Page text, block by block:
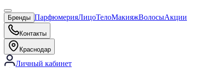
Бренды ПарфюмерияЛицоТелоМакияжВолосыАкции
Контакты
Краснодар
Личный кабинет